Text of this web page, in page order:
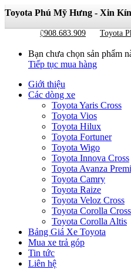
Toyota Phú Mỹ Hưng - Xin
0908.683.909 Toyota
0
Bạn chưa chọn sản phẩm
Tiếp tục mua hàng
Giới thiệu
Các dòng xe
Toyota Yaris Cross
Toyota Vios
Toyota Hilux
Toyota Fortuner
Toyota Wigo
Toyota Innova Cross
Toyota Avanza
Toyota Camry
Toyota Raize
Toyota Veloz Cross
Toyota Corolla Cross
Toyota Corolla Altis
Bảng Giá Xe Toyota
Mua xe trả góp
Tin tức
Liên hệ